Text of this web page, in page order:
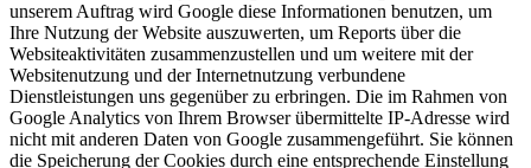
unserem Auftrag wird Google diese Informationen benutzen, um
Ihre Nutzung der Website auszuwerten, um Reports über die
Websiteaktivitäten zusammenzustellen und um weitere mit der
Websitenutzung und der Internetnutzung verbundene
Dienstleistungen uns gegenüber zu erbringen. Die im Rahmen von
Google Analytics von Ihrem Browser übermittelte IP-Adresse wird
nicht mit anderen Daten von Google zusammengeführt. Sie können
die Speicherung der Cookies durch eine entsprechende Einstellung